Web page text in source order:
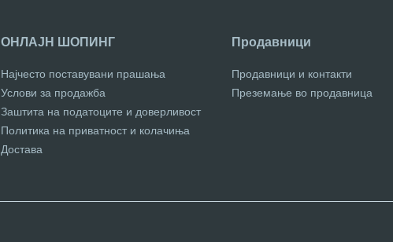
ОНЛАЈН ШОПИНГ
Најчесто поставувани прашања
Услови за продажба
Заштита на податоците и доверливост
Политика на приватност и колачиња
Достава
Продавници
Продавници и контакти
Преземање во продавница